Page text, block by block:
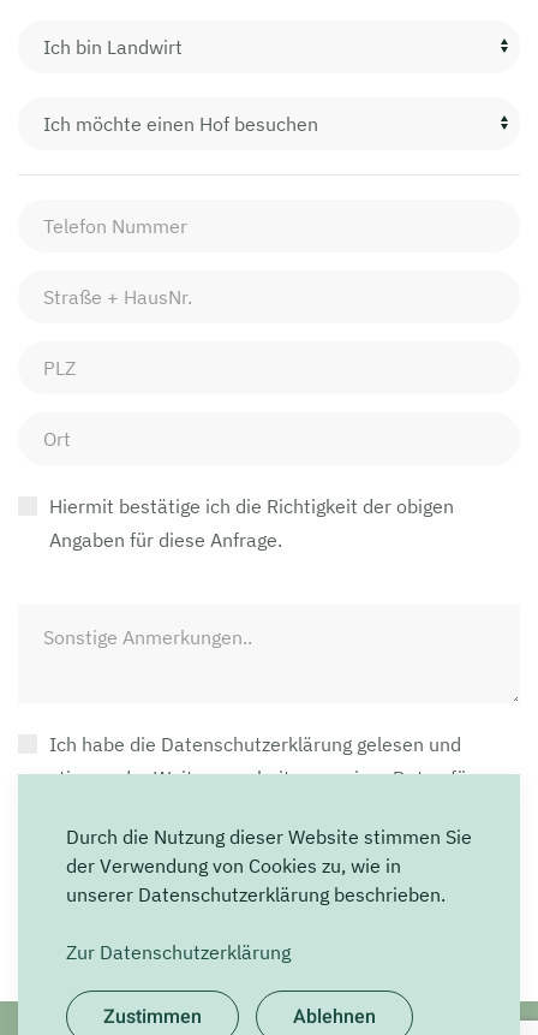
Hiermit bestätige ich die Richtigkeit der obigen
Angaben für diese Anfrage.
Ich habe die Datenschutzerklärung gelesen und
stimme der Weiterverarbeitung meiner Daten für
Senden
Durch die Nutzung dieser Website stimmen Sie
der Verwendung von Cookies zu, wie in
unserer Datenschutzerklärung beschrieben.
Zur Datenschutzerklärung
Zustimmen Ablehnen